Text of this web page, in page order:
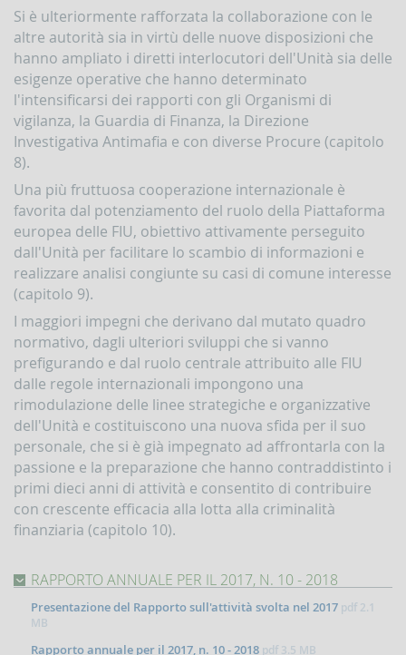
Si è ulteriormente rafforzata la collaborazione con le
altre autorità sia in virtù delle nuove disposizioni che
hanno ampliato i diretti interlocutori dell'Unità sia delle
esigenze operative che hanno determinato
l'intensificarsi dei rapporti con gli Organismi di
vigilanza, la Guardia di Finanza, la Direzione
Investigativa Antimafia e con diverse Procure (capitolo
8).
Una più fruttuosa cooperazione internazionale è
favorita dal potenziamento del ruolo della Piattaforma
europea delle FIU, obiettivo attivamente perseguito
dall'Unità per facilitare lo scambio di informazioni e
realizzare analisi congiunte su casi di comune interesse
(capitolo 9).
I maggiori impegni che derivano dal mutato quadro
normativo, dagli ulteriori sviluppi che si vanno
prefigurando e dal ruolo centrale attribuito alle FIU
dalle regole internazionali impongono una
rimodulazione delle linee strategiche e organizzative
dell'Unità e costituiscono una nuova sfida per il suo
personale, che si è già impegnato ad affrontarla con la
passione e la preparazione che hanno contraddistinto i
primi dieci anni di attività e consentito di contribuire
con crescente efficacia alla lotta alla criminalità
finanziaria (capitolo 10).
RAPPORTO ANNUALE PER IL 2017, N. 10 - 2018
Presentazione del Rapporto sull'attività svolta nel 2017 pdf 2.1
MB
Rapporto annuale per il 2017, n. 10 - 2018 pdf 3.5 MB